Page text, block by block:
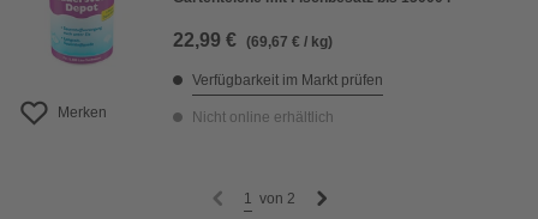
Merken
22,99 € (69,67 € / kg)
Verfügbarkeit im Markt prüfen
Nicht online erhältlich
1 von 2